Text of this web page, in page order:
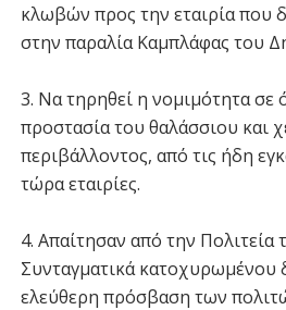
κλωβών προς την εταιρία που
στην παραλία Καμπλάφας του
3. Να τηρηθεί η νομιμότητα σε
προστασία του θαλάσσιου και
περιβάλλοντος, από τις ήδη
τώρα εταιρίες.
4. Απαίτησαν από την Πολιτεία
Συνταγματικά κατοχυρωμένου
ελεύθερη πρόσβαση των